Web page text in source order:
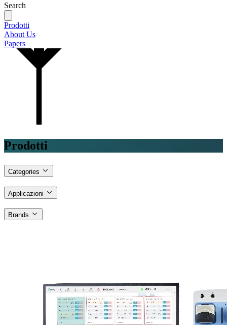
Search
Prodotti
About Us
Papers
Prodotti
Categories
Applicazioni
Brands